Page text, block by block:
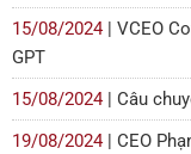
15/08/2024 | VCEO
GPT
15/08/2024 | Câu
19/08/2024 | CEO